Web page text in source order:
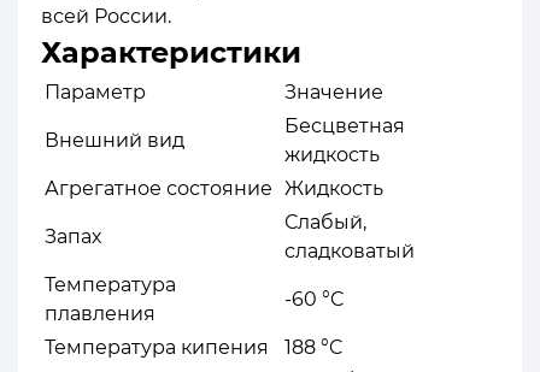
всей России.
Характеристики
Параметр Значение
Внешний вид
Бесцветная
жидкость
Агрегатное состояние
Жидкость
Запах
Слабый,
сладковатый
Температура
плавления
-60 °C
Температура кипения
188 °C